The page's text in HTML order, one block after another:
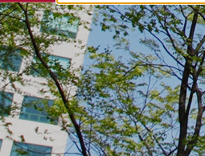
학
교
입
학
정
보